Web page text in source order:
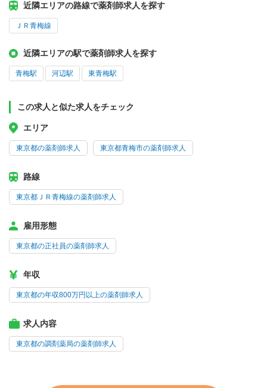
近隣エリアの路線で薬剤師求人を探す
ＪＲ青梅線
近隣エリアの駅で薬剤師求人を探す
青梅駅 河辺駅 東青梅駅
この求人と似た求人をチェック
エリア
東京都の薬剤師求人 東京都青梅市の薬剤師求人
路線
東京都ＪＲ青梅線の薬剤師求人
雇用形態
東京都の正社員の薬剤師求人
年収
東京都の年収800万円以上の薬剤師求人
求人内容
東京都の調剤薬局の薬剤師求人